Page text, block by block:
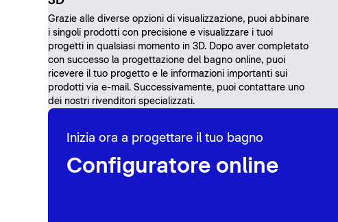
Grazie alle diverse opzioni di visualizzazione, puoi abbinare
i singoli prodotti con precisione e visualizzare i tuoi
progetti in qualsiasi momento in 3D. Dopo aver completato
con successo la progettazione del bagno online, puoi
ricevere il tuo progetto e le informazioni importanti sui
prodotti via e-mail. Successivamente, puoi contattare uno
dei nostri rivenditori specializzati.
Inizia ora a progettare il tuo bagno
Configuratore online